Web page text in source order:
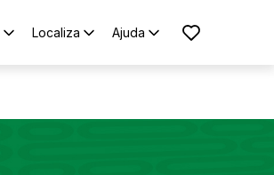
Localiza Ajuda